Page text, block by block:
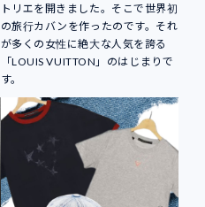
トリエを開きました。そこで世界初
の旅行カバンを作ったのです。それ
が多くの女性に絶大な人気を誇る
「LOUIS VUITTON」のはじまりで
す。